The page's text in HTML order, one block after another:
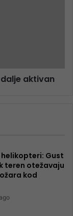
aktivan
helikopteri: Gust
teren otežavaju
kod